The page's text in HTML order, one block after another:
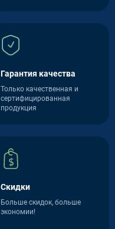
Гарантия качества
Только качественная и
сертифицированная
продукция
Скидки
Больше скидок, больше
экономии!